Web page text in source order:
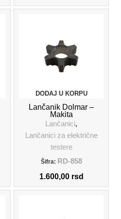
DODAJ U KORPU
Lančanik Dolmar –
Makita
Lančanici,
Lančanici za električne
testere
Šifra: RD-858
1.600,00 rsd